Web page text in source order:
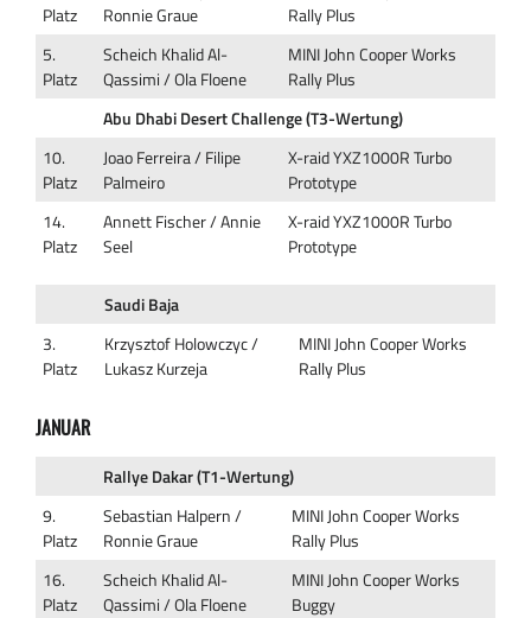
Platz
Ronnie Graue
Rally Plus
5.
Platz
Scheich Khalid Al-
Qassimi / Ola Floene
MINI John Cooper Works
Rally Plus
Abu Dhabi Desert Challenge (T3-Wertung)
10.
Platz
Joao Ferreira / Filipe
Palmeiro
X-raid YXZ1000R Turbo
Prototype
14.
Platz
Annett Fischer / Annie
Seel
X-raid YXZ1000R Turbo
Prototype
Saudi Baja
3.
Platz
Krzysztof Holowczyc /
Lukasz Kurzeja
MINI John Cooper Works
Rally Plus
JANUAR
Rallye Dakar (T1-Wertung)
9.
Platz
Sebastian Halpern /
Ronnie Graue
MINI John Cooper Works
Rally Plus
16.
Platz
Scheich Khalid Al-
Qassimi / Ola Floene
MINI John Cooper Works
Buggy